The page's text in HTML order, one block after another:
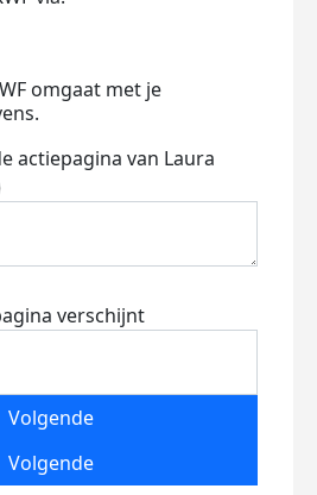
omgaat met je
actiepagina van Laura
verschijnt
Volgende
Volgende